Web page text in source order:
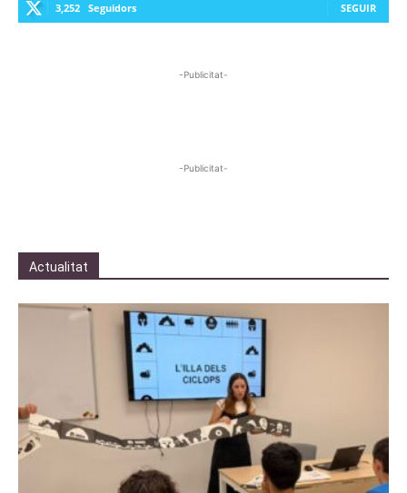
3,252 Seguidors SEGUIR
-Publicitat-
-Publicitat-
Actualitat